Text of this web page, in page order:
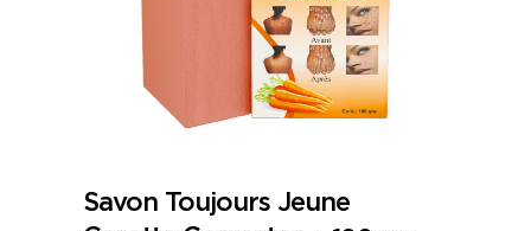
Savon Toujours Jeune